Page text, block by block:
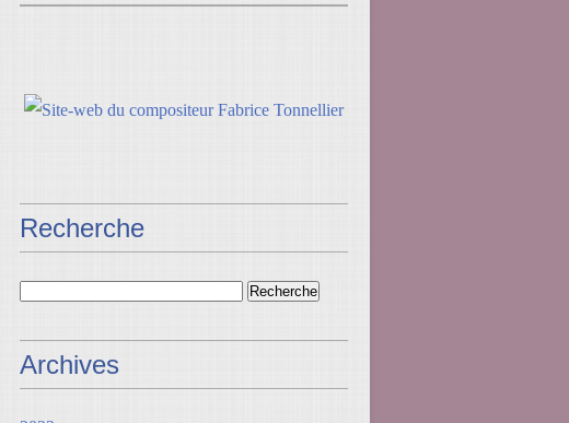
Recherche
Archives